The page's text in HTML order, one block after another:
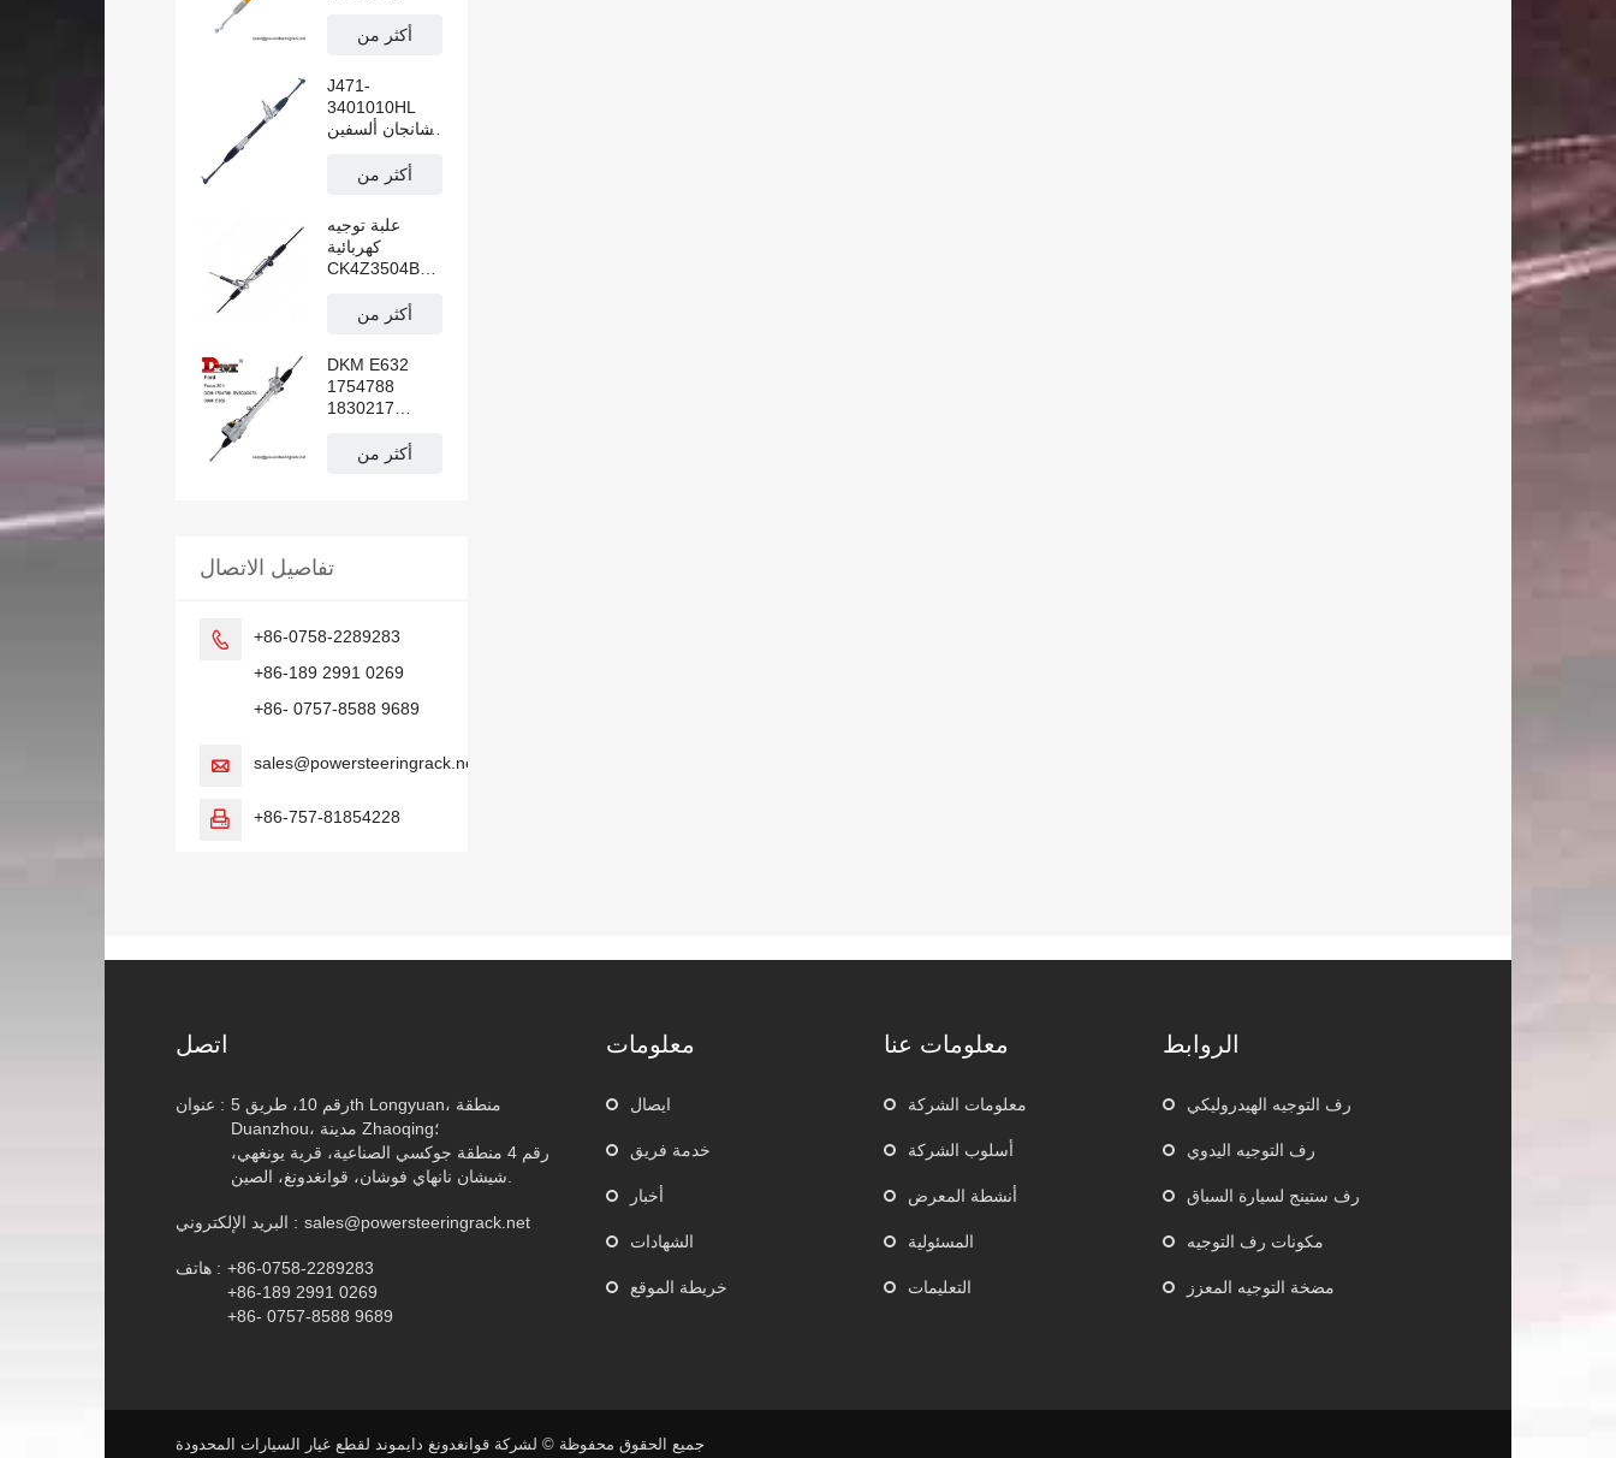
رونغقوانغ N300
أكثر من
J471-
3401010HL
شانجان ألسفين
كهربائي يدوي
أكثر من
علبة توجيه
كهربائية
CK4Z3504B
ترانزيت V362
أكثر من
DKM E632
1754788
1830217
علبة توجيه
أكثر من
تفاصيل الاتصال

+86-0758-2289283
+86-189 2991 0269
+86- 0757-8588 9689
 sales@powersteeringrack.net
 +86-757-81854228
اتصل
عنوان : رقم 10، طريق 5th Longyuan، منطقة
Duanzhou، مدينة Zhaoqing؛
رقم 4 منطقة جوكسي الصناعية، قرية يونغهي،
البريد الإلكتروني : sales@powersteeringrack.net
هاتف : +86-0758-2289283
+86-189 2991 0269
+86- 0757-8588 9689
معلومات
ايصال
خدمة فريق
أخبار
الشهادات
خريطة الموقع
معلومات عنا
معلومات الشركة
أسلوب الشركة
أنشطة المعرض
المسئولية
التعليمات
الروابط
رف التوجيه الهيدروليكي
رف التوجيه اليدوي
رف ستينج لسيارة السباق
مكونات رف التوجيه
مضخة التوجيه المعزز
جميع الحقوق محفوظة © لشركة قوانغدونغ دايموند لقطع غيار السيارات المحدودة